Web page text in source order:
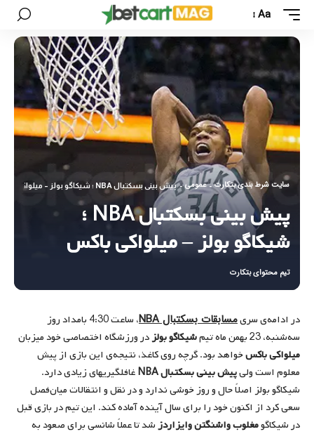
Aa
سایت شرط بندی بتکارت - عمومی - پیش بینی بسکتبال NBA ؛ شیکاگو بولز – میلواکی باکس
پیش بینی بسکتبال NBA ؛
شیکاگو بولز – میلواکی باکس
تیم محتوای بتکارت
در ادامه‌ی سریمسابقات بسکتبال NBA
، ساعت 4:30 بامداد روز
سه‌شنبه، 23 بهمن ماه تیم
شیکاگو بولزدر ورزشگاه اختصاصی خود میزبان
میلواکی باکسخواهد بود. گرچه روی کاغذ، نتیجه‌ی این بازی از پیش
معلوم است ولیپیش بینی بسکتبالNBAغافلگیریهای زیادی دارد.
شیکاگو بولز اصلاً حال و روز خوشی ندارد و در نقل و انتقالات میان‌فصل
سعی کرد از اکنون خود را برای سال آینده آماده کند. این تیم در بازی قبل
در شیکاگومغلوب واشنگتن وایزاردزشد تا عملاً شانسی برای صعود به